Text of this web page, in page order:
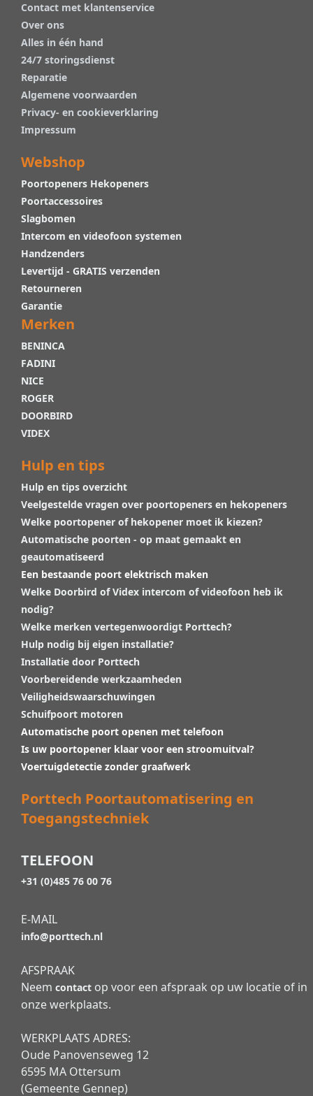
Contact met klantenservice
Over ons
Alles in één hand
24/7 storingsdienst
Reparatie
Algemene voorwaarden
Privacy- en cookieverklaring
Impressum
Webshop
Poortopeners Hekopeners
Poortaccessoires
Slagbomen
Intercom en videofoon systemen
Handzenders
Levertijd - GRATIS verzenden
Retourneren
Garantie
Merken
BENINCA
FADINI
NICE
ROGER
DOORBIRD
VIDEX
Hulp en tips
Hulp en tips overzicht
Veelgestelde vragen over poortopeners en hekopeners
Welke poortopener of hekopener moet ik kiezen?
Automatische poorten - op maat gemaakt en
geautomatiseerd
Een bestaande poort elektrisch maken
Welke Doorbird of Videx intercom of videofoon heb ik
nodig?
Welke merken vertegenwoordigt Porttech?
Hulp nodig bij eigen installatie?
Installatie door Porttech
Voorbereidende werkzaamheden
Veiligheidswaarschuwingen
Schuifpoort motoren
Automatische poort openen met telefoon
Is uw poortopener klaar voor een stroomuitval?
Voertuigdetectie zonder graafwerk
Porttech Poortautomatisering en
Toegangstechniek
TELEFOON
+31 (0)485 76 00 76
E-MAIL
info@porttech.nl
AFSPRAAK
Neem contact op voor een afspraak op uw locatie of in
onze werkplaats.
WERKPLAATS ADRES:
Oude Panovenseweg 12
6595 MA Ottersum
(Gemeente Gennep)